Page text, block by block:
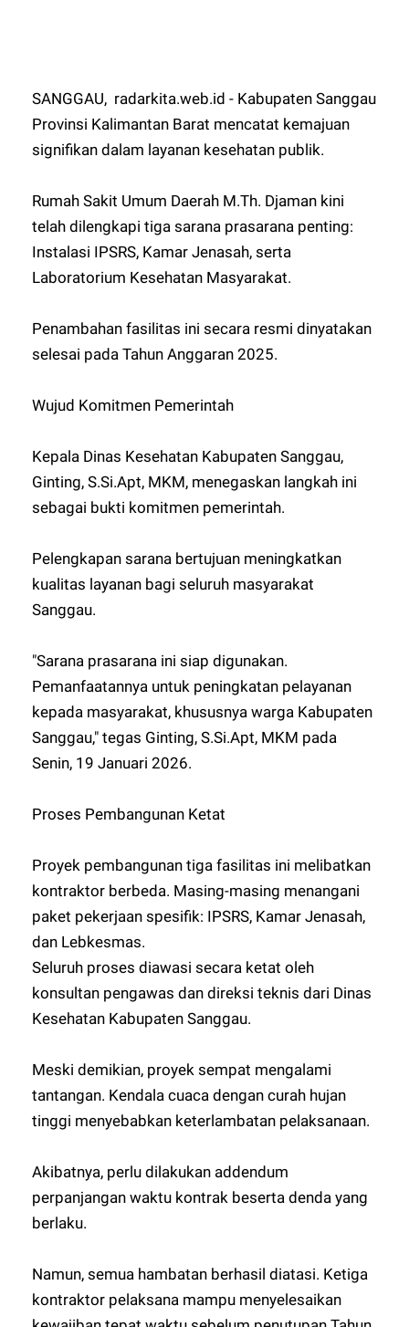
SANGGAU, radarkita.web.id - Kabupaten Sanggau
Provinsi Kalimantan Barat mencatat kemajuan
signifikan dalam layanan kesehatan publik.
Rumah Sakit Umum Daerah M.Th. Djaman kini
telah dilengkapi tiga sarana prasarana penting:
Instalasi IPSRS, Kamar Jenasah, serta
Laboratorium Kesehatan Masyarakat.
Penambahan fasilitas ini secara resmi dinyatakan
selesai pada Tahun Anggaran 2025.
Wujud Komitmen Pemerintah
Kepala Dinas Kesehatan Kabupaten Sanggau,
Ginting, S.Si.Apt, MKM, menegaskan langkah ini
sebagai bukti komitmen pemerintah.
Pelengkapan sarana bertujuan meningkatkan
kualitas layanan bagi seluruh masyarakat
Sanggau.
"Sarana prasarana ini siap digunakan.
Pemanfaatannya untuk peningkatan pelayanan
kepada masyarakat, khususnya warga Kabupaten
Sanggau," tegas Ginting, S.Si.Apt, MKM pada
Senin, 19 Januari 2026.
Proses Pembangunan Ketat
Proyek pembangunan tiga fasilitas ini melibatkan
kontraktor berbeda. Masing-masing menangani
paket pekerjaan spesifik: IPSRS, Kamar Jenasah,
dan Lebkesmas.
Seluruh proses diawasi secara ketat oleh
konsultan pengawas dan direksi teknis dari Dinas
Kesehatan Kabupaten Sanggau.
Meski demikian, proyek sempat mengalami
tantangan. Kendala cuaca dengan curah hujan
tinggi menyebabkan keterlambatan pelaksanaan.
Akibatnya, perlu dilakukan addendum
perpanjangan waktu kontrak beserta denda yang
berlaku.
Namun, semua hambatan berhasil diatasi. Ketiga
kontraktor pelaksana mampu menyelesaikan